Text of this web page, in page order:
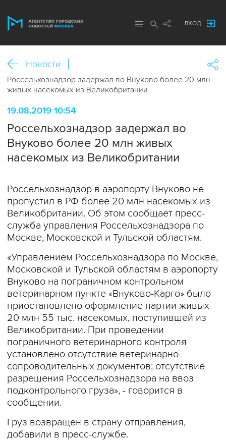
ВХОД
Новости
Россельхознадзор задержал во Внуково более 20 млн
живых насекомых из Великобритании
19.08.2019 10:54
Россельхознадзор задержал во
Внуково более 20 млн живых
насекомых из Великобритании
Россельхознадзор в аэропорту Внуково не
пропустил в РФ более 20 млн насекомых из
Великобритании. Об этом сообщает пресс-
служба управления Россельхознадзора по
Москве, Московской и Тульской областям.
«Управлением Россельхознадзора по Москве,
Московской и Тульской областям в аэропорту
Внуково на пограничном контрольном
ветеринарном пункте «Внуково-Карго» было
приостановлено оформление партии живых
20 млн 55 тыс. насекомых, поступившей из
Великобритании. При проведении
пограничного ветеринарного контроля
установлено отсутствие ветеринарно-
сопроводительных документов; отсутствие
разрешения Россельхознадзора на ввоз
подконтрольного груза», - говорится в
сообщении.
Груз возвращен в страну отправления,
добавили в пресс-службе.